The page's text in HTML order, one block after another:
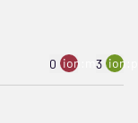
0 ion:minus
3